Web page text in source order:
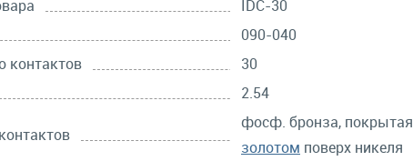
IDC-30
090-040
контактов
30
2.54
фосф. бронза, покрытая
золотом поверх никеля